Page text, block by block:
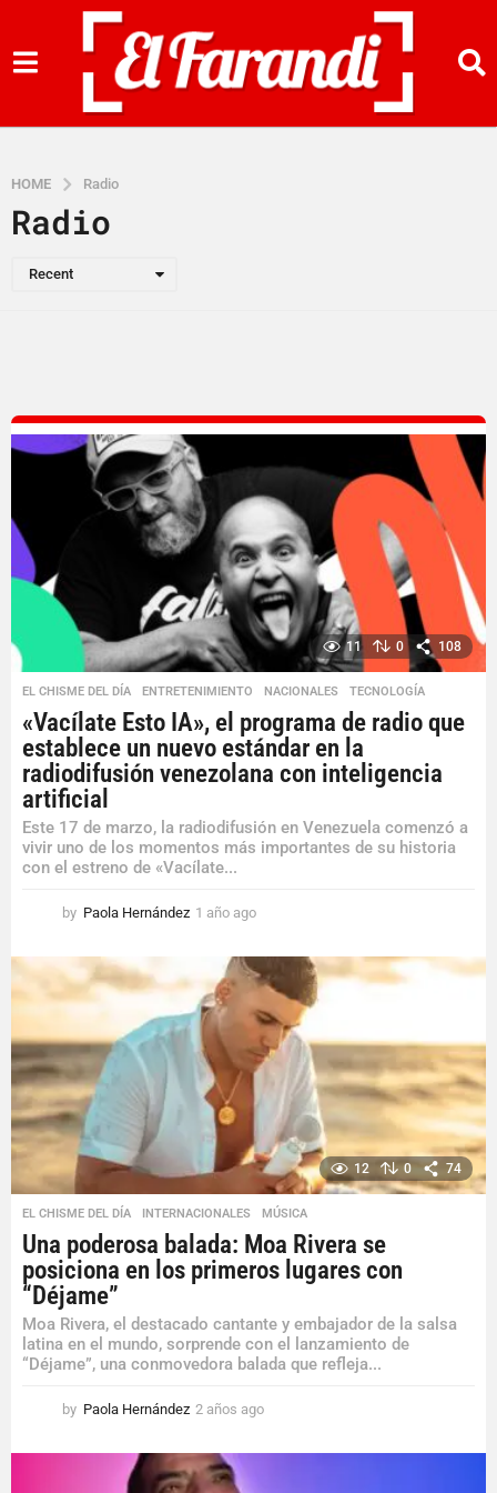
HOME Radio
Radio
Recent
11 0 108
EL CHISME DEL DÍA ,ENTRETENIMIENTO ,NACIONALES ,TECNOLOGÍA
«Vacílate Esto IA», el programa de radio que
establece un nuevo estándar en la
radiodifusión venezolana con inteligencia
artificial
Este 17 de marzo, la radiodifusión en Venezuela comenzó a
vivir uno de los momentos más importantes de su historia
con el estreno de «Vacílate...
by Paola Hernández 1 año ago
ñ
o
g
o
12 0 74
EL CHISME DEL DÍA INTERNACIONALES ,MÚSICA
Una poderosa balada: Moa Rivera se
posiciona en los primeros lugares con
“Déjame”
Moa Rivera, el destacado cantante y embajador de la salsa
latina en el mundo, sorprende con el lanzamiento de
“Déjame”, una conmovedora balada que refleja...
by Paola Hernández 2 años ago
ñ